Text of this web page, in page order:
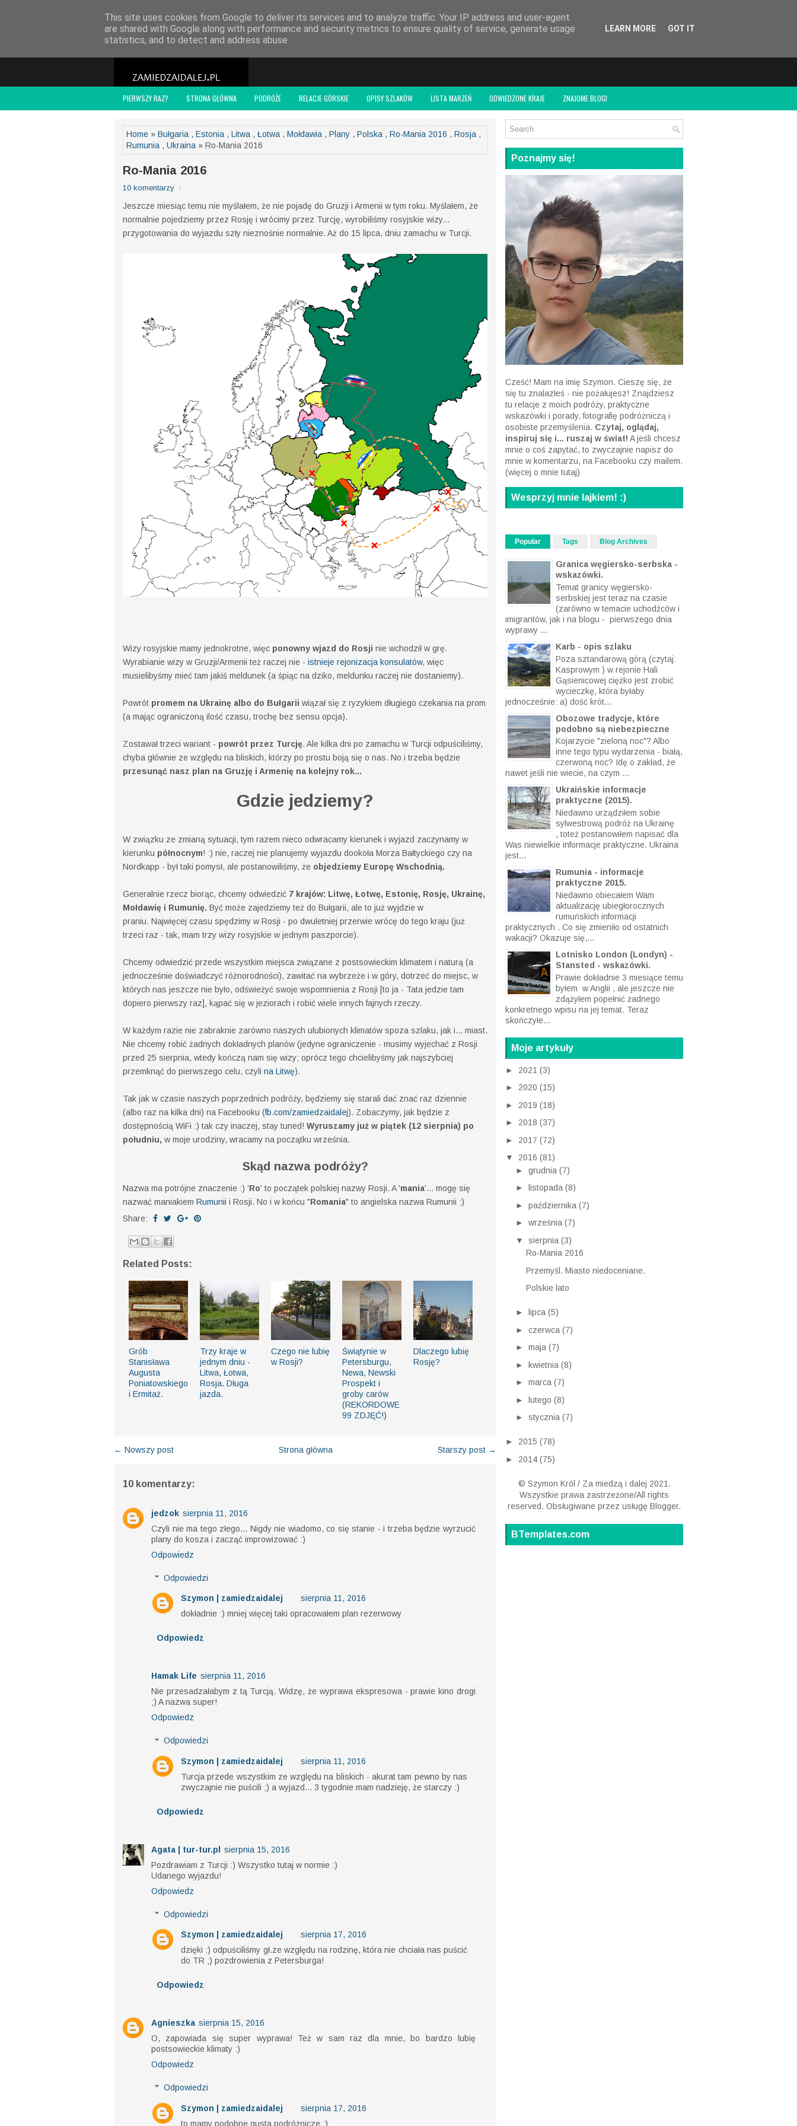
POLITYKA PRYWATNOŚCI WSPÓŁPRACA O BLOGU
PIERWSZY RAZ? STRONA GŁÓWNA PODRÓŻE RELACJE GÓRSKIE OPISY SZLAKÓW LISTA MARZEŃ ODWIEDZONE KRAJE ZNAJOME BLOGI
Home » Bułgaria , Estonia , Litwa , Łotwa , Mołdawia , Plany , Polska , Ro-Mania 2016 , Rosja ,
Rumunia , Ukraina » Ro-Mania 2016
Ro-Mania 2016
10 komentarzy
Jeszcze miesiąc temu nie myślałem, że nie pojadę do Gruzji i Armenii w tym roku. Myślałem, że
normalnie pojedziemy przez Rosję i wrócimy przez Turcję, wyrobiliśmy rosyjskie wizy...
przygotowania do wyjazdu szły nieznośnie normalnie. Aż do 15 lipca, dniu zamachu w Turcji.
Wizy rosyjskie mamy jednokrotne, więc ponowny wjazd do Rosji nie wchodził w grę.
Wyrabianie wizy w Gruzji/Armenii też raczej nie - istnieje rejonizacja konsulatów, więc
musielibyśmy mieć tam jakiś meldunek (a śpiąc na dziko, meldunku raczej nie dostaniemy).
Powrót promem na Ukrainę albo do Bułgarii wiązał się z ryzykiem długiego czekania na prom
(a mając ograniczoną ilość czasu, trochę bez sensu opcja).
Zostawał trzeci wariant - powrót przez Turcję. Ale kilka dni po zamachu w Turcji odpuściliśmy,
chyba głównie ze względu na bliskich, którzy po prostu boją się o nas. No i trzeba będzie
przesunąć nasz plan na Gruzję i Armenię na kolejny rok...
Gdzie jedziemy?
W związku ze zmianą sytuacji, tym razem nieco odwracamy kierunek i wyjazd zaczynamy w
kierunku północnym! :) nie, raczej nie planujemy wyjazdu dookoła Morza Bałtyckiego czy na
Nordkapp - był taki pomysł, ale postanowiliśmy, że objedziemy Europę Wschodnią.
Generalnie rzecz biorąc, chcemy odwiedzić 7 krajów: Litwę, Łotwę, Estonię, Rosję, Ukrainę,
Mołdawię i Rumunię. Być może zajedziemy też do Bułgarii, ale to już wyjdzie w
praniu. Najwięcej czasu spędzimy w Rosji - po dwuletniej przerwie wrócę do tego kraju (już
trzeci raz - tak, mam trzy wizy rosyjskie w jednym paszporcie).
Chcemy odwiedzić przede wszystkim miejsca związane z postsowieckim klimatem i naturą (a
jednocześnie doświadczyć różnorodności), zawitać na wybrzeże i w góry, dotrzeć do miejsc, w
których nas jeszcze nie było, odświeżyć swoje wspomnienia z Rosji [to ja - Tata jedzie tam
dopiero pierwszy raz], kąpać się w jeziorach i robić wiele innych fajnych rzeczy.
W każdym razie nie zabraknie zarówno naszych ulubionych klimatów spoza szlaku, jak i... miast.
Nie chcemy robić żadnych dokładnych planów (jedyne ograniczenie - musimy wyjechać z Rosji
przed 25 sierpnia, wtedy kończą nam się wizy; oprócz tego chcielibyśmy jak najszybciej
przemknąć do pierwszego celu, czyli na Litwę).
Tak jak w czasie naszych poprzednich podróży, będziemy się starali dać znać raz dziennie
(albo raz na kilka dni) na Facebooku (fb.com/zamiedzaidalej). Zobaczymy, jak będzie z
dostępnością WiFi :) tak czy inaczej, stay tuned! Wyruszamy już w piątek (12 sierpnia) po
południu, w moje urodziny, wracamy na początku września.
Skąd nazwa podróży?
Nazwa ma potrójne znaczenie :) 'Ro' to początek polskiej nazwy Rosji. A 'mania'... mogę się
nazwać maniakiem Rumunii i Rosji. No i w końcu "Romania" to angielska nazwa Rumunii :)
Share:
Related Posts:
Grób
Stanisława
Augusta
Poniatowskiego
i Ermitaż.
Trzy kraje w
jednym dniu -
Litwa, Łotwa,
Rosja. Długa
jazda.
Czego nie lubię
w Rosji?
Świątynie w
Petersburgu,
Newa, Newski
Prospekt i
groby carów
(REKORDOWE
99 ZDJĘĆ!)
Dlaczego lubię
Rosję?
← Nowszy post Starszy post →
Strona główna
10 komentarzy:
jedzok sierpnia 11, 2016
Czyli nie ma tego złego... Nigdy nie wiadomo, co się stanie - i trzeba będzie wyrzucić
plany do kosza i zacząć improwizować :)
Odpowiedz
Odpowiedzi
Szymon | zamiedzaidalej
sierpnia 11, 2016
dokładnie :) mniej więcej taki opracowałem plan rezerwowy
Odpowiedz
Hamak Life sierpnia 11, 2016
Nie przesadzałabym z tą Turcją. Widzę, że wyprawa ekspresowa - prawie kino drogi
;) A nazwa super!
Odpowiedz
Odpowiedzi
Szymon | zamiedzaidalej
sierpnia 11, 2016
Turcja przede wszystkim ze względu na bliskich - akurat tam pewno by nas
zwyczajnie nie puścili ;) a wyjazd... 3 tygodnie mam nadzieję, że starczy :)
Odpowiedz
Agata | tur-tur.pl
sierpnia 15, 2016
Pozdrawiam z Turcji :) Wszystko tutaj w normie :)
Udanego wyjazdu!
Odpowiedz
Odpowiedzi
Szymon | zamiedzaidalej
sierpnia 17, 2016
dzięki :) odpuściliśmy gł.ze względu na rodzinę, która nie chciała nas puścić
do TR ;) pozdrowienia z Petersburga!
Odpowiedz
Agnieszka sierpnia 15, 2016
O, zapowiada się super wyprawa! Też w sam raz dla mnie, bo bardzo lubię
postsowieckie klimaty :)
Odpowiedz
Odpowiedzi
Szymon | zamiedzaidalej
sierpnia 17, 2016
to mamy podobne gusta podróżnicze :)
Poznajmy się!
Cześć! Mam na imię Szymon. Cieszę się, że
się tu znalazłeś - nie pożałujesz! Znajdziesz
tu relacje z moich podróży, praktyczne
wskazówki i porady, fotografię podróżniczą i
osobiste przemyślenia. Czytaj, oglądaj,
inspiruj się i... ruszaj w świat! A jeśli chcesz
mnie o coś zapytać, to zwyczajnie napisz do
mnie w komentarzu, na Facebooku czy mailem.
(więcej o mnie tutaj)
Wesprzyj mnie lajkiem! :)
Popular Tags Blog Archives
Granica węgiersko-serbska -
wskazówki.
Temat granicy węgiersko-
serbskiej jest teraz na czasie
(zarówno w temacie uchodźców i
imigrantów, jak i na blogu - pierwszego dnia
wyprawy ...
Karb - opis szlaku
Poza sztandarową górą (czytaj:
Kasprowym ) w rejonie Hali
Gąsienicowej ciężko jest zrobić
wycieczkę, która byłaby
jednocześnie: a) dość krót...
Obozowe tradycje, które
podobno są niebezpieczne
Kojarzycie "zieloną noc"? Albo
inne tego typu wydarzenia - białą,
czerwoną noc? Idę o zakład, że
nawet jeśli nie wiecie, na czym ...
Ukraińskie informacje
praktyczne (2015).
Niedawno urządziłem sobie
sylwestrową podróż na Ukrainę
, toteż postanowiłem napisać dla
Was niewielkie informacje praktyczne. Ukraina
jest...
Rumunia - informacje
praktyczne 2015.
Niedawno obiecałem Wam
aktualizację ubiegłorocznych
rumuńskich informacji
praktycznych . Co się zmieniło od ostatnich
wakacji? Okazuje się,...
Lotnisko London (Londyn) -
Stansted - wskazówki.
Prawie dokładnie 3 miesiące temu
byłem w Anglii , ale jeszcze nie
zdążyłem popełnić żadnego
konkretnego wpisu na jej temat. Teraz
skończyłe...
Moje artykuły
► 2021 (3)
► 2020 (15)
► 2019 (18)
► 2018 (37)
► 2017 (72)
▼ 2016 (81)
► grudnia (7)
►
listopada (8)
► października (7)
► września (7)
▼ sierpnia (3)
Ro-Mania 2016
Przemyśl. Miasto niedoceniane.
Polskie lato
► lipca (5)
► czerwca (7)
► maja (7)
►
kwietnia (8)
► marca (7)
►
lutego (8)
► stycznia (7)
► 2015 (78)
► 2014 (75)
© Szymon Król / Za miedzą i dalej 2021.
Wszystkie prawa zastrzeżone/All rights
reserved. Obsługiwane przez usługę Blogger.
BTemplates.com
This site uses cookies from Google to deliver its services and to analyze traffic. Your IP address and user-agent
are shared with Google along with performance and security metrics to ensure quality of service, generate usage
statistics, and to detect and address abuse.
LEARN MORE GOT IT